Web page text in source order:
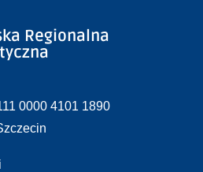
Regionalna
0000 4101 1890